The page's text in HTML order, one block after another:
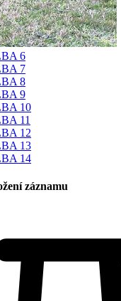
záznamu